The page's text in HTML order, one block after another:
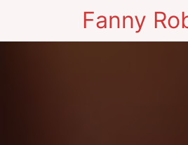
Fanny